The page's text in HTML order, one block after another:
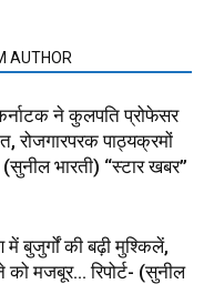
AUTHOR
कर्नाटक ने कुलपति प्रोफेसर
रोजगारपरक पाठ्यक्रमों
(सुनील भारती) “स्टार खबर”
में बुजुर्गों की बढ़ी मुश्किलें,
मजबूर… रिपोर्ट- (सुनील